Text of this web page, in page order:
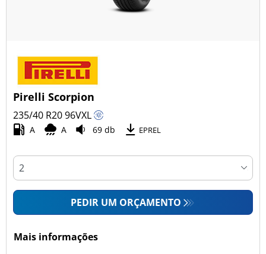
Pirelli Scorpion
235/40 R2096VXL
A A 69 db EPREL
PEDIR UM ORÇAMENTO
Mais informações